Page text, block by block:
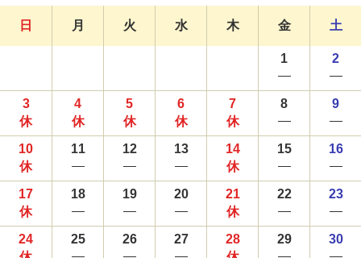
日 月 火 水 木 金 土
1 2
3 4 5 6 7 8 9
10 11 12 13 14 15 16
17 18 19 20 21 22 23
24 25 26 27 28 29 30